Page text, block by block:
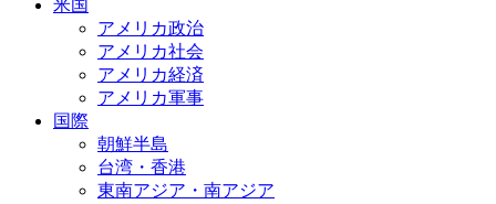
米国
アメリカ政治
アメリカ社会
アメリカ経済
アメリカ軍事
国際
朝鮮半島
台湾・香港
東南アジア・南アジア